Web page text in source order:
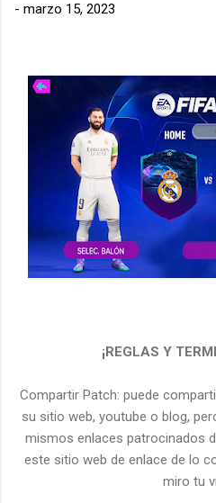
- marzo 15, 2023
¡REGLAS Y
Compartir Patch: puede
su sitio web, youtube o blog,
mismos enlaces patrocinados
este sitio web de enlace de lo
miro tu